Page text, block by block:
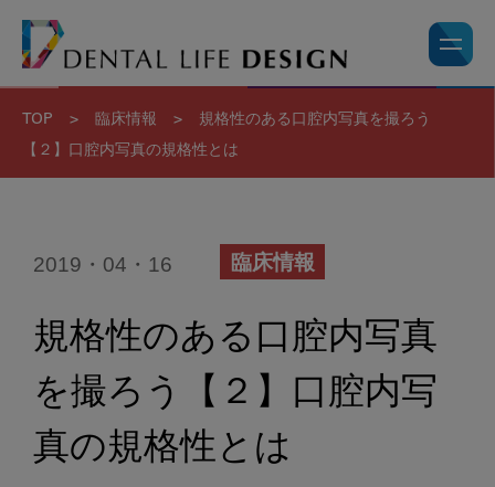
TOP > 臨床情報 >
規格性のある口腔内写真を撮ろう
【２】口腔内写真の規格性とは
2019・04・16 臨床情報
規格性のある口腔内写真
を撮ろう【２】口腔内写
真の規格性とは